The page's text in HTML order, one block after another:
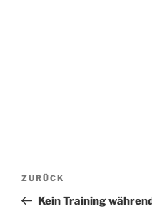
Beitragsnavigation
Vorheriger
Beitrag
ZURÜCK
Kein Training